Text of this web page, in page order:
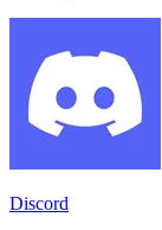
Discord